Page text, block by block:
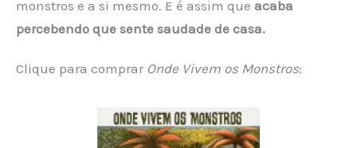
monstros e a si mesmo. E é assim que acaba
percebendo que sente saudade de casa.
Clique para comprar Onde Vivem os Monstros: